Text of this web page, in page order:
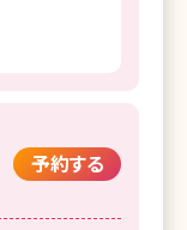
予約する